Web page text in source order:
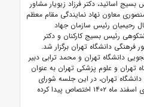
اساتید، دکتر فرزاد زیویار مشاور
معاون نهاد نمایندگی مقام معظم
رحیمیان رئیس سازمان جهاد
رئیس بسیج کارکنان و دکتر
فرهنگی دانشگاه تهران برگزار شد.
دانشگاه تهران و محمد ترابی دبیر
تهران و علوم پزشکی تهران به عنوان
تهران، در این جلسه شورای
فرهنگی که به موضوع انتخابات‌های اسفند ماه ۱۴۰۲ اختصاص پیدا کرده